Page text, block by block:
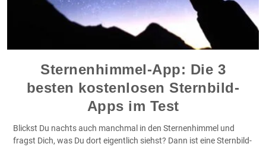
Sternenhimmel-App: Die 3
besten kostenlosen Sternbild-
Apps im Test
Blickst Du nachts auch manchmal in den Sternenhimmel und
fragst Dich, was Du dort eigentlich siehst? Dann ist eine Sternbild-